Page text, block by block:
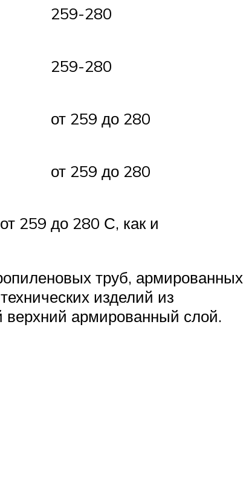
259-280
259-280
от 259 до 280
от 259 до 280
259 до 280 С, как и
труб, армированных
изделий из
верхний армированный слой.